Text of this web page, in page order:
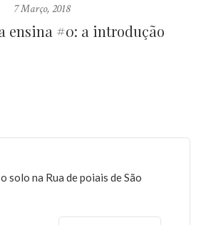
7 Março, 2018
ensina #0: a introdução
solo na Rua de poiais de São